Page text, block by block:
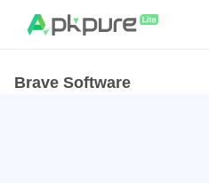
Brave Software